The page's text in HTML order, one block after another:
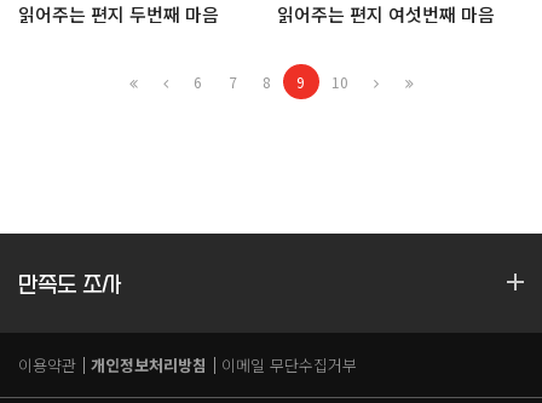
읽어주는 편지 두번째 마음 읽어주는 편지 여섯번째 마음
6 7 8 9 10
만족도 조사
이용약관 개인정보처리방침 이메일 무단수집거부